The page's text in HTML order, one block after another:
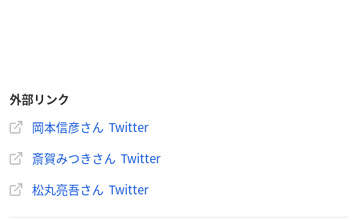
外部リンク
岡本信彦さん Twitter
斎賀みつきさん Twitter
松丸亮吾さん Twitter